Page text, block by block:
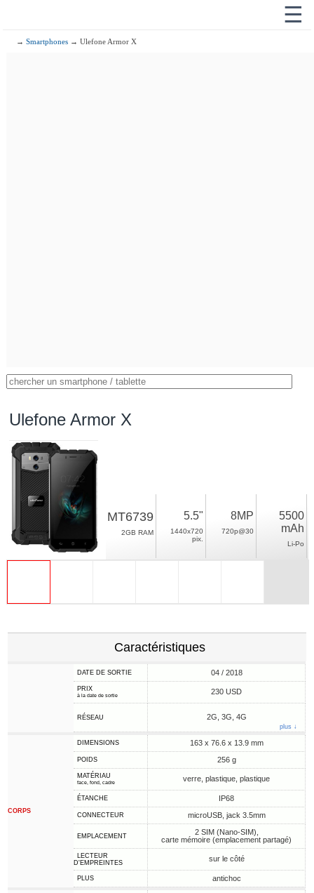
☰
→Smartphones → Ulefone Armor X
Ulefone Armor X
MT6739
2GB RAM
5.5"
1440x720
pix.
8MP
720p@30
5500
mAh
Li-Po
Caractéristiques
DATE DE SORTIE 04 / 2018
PRIX
à la date de sortie 230 USD
RÉSEAU 2G, 3G, 4G
plus ↓
CORPS
DIMENSIONS 163 x 76.6 x 13.9 mm
POIDS 256 g
MATÉRIAU
face, fond, cadre verre, plastique, plastique
ÉTANCHE IP68
CONNECTEUR microUSB, jack 3.5mm
EMPLACEMENT
2 SIM (Nano-SIM),
carte mémoire (emplacement partagé)
LECTEUR
D'EMPREINTES
sur le côté
PLUS antichoc